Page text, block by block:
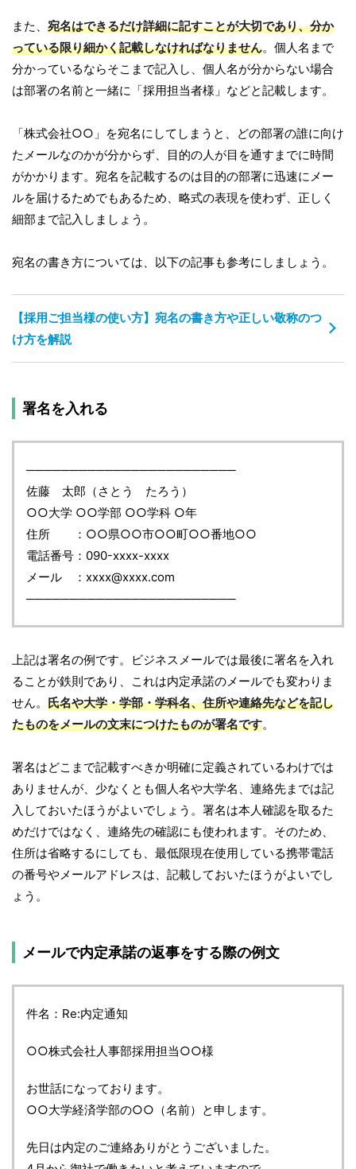
また、 宛名はできるだけ詳細に記すことが大切であり、分か
っている限り細かく記載しなければなりません。個人名まで
分かっているならそこまで記入し、個人名が分からない場合
は部署の名前と一緒に「採用担当者様」などと記載します。
「株式会社○○」を宛名にしてしまうと、どの部署の誰に向け
たメールなのかが分からず、目的の人が目を通すまでに時間
がかかります。宛名を記載するのは目的の部署に迅速にメー
ルを届けるためでもあるため、略式の表現を使わず、正しく
細部まで記入しましょう。
宛名の書き方については、以下の記事も参考にしましょう。
【採用ご担当様の使い方】宛名の書き方や正しい敬称のつ
け方を解説
署名を入れる
────────────────────────
佐藤 太郎（さとう たろう）
○○大学 ○○学部 ○○学科 ○年
住所 ：○○県○○市○○町○○番地○○
電話番号：090-xxxx-xxxx
メール ：xxxx@xxxx.com
────────────────────────
上記は署名の例です。ビジネスメールでは最後に署名を入れ
ることが鉄則であり、これは内定承諾のメールでも変わりま
せん。 氏名や大学・学部・学科名、住所や連絡先などを記し
たものをメールの文末につけたものが署名です。
署名はどこまで記載すべきか明確に定義されているわけでは
ありませんが、少なくとも個人名や大学名、連絡先までは記
入しておいたほうがよいでしょう。署名は本人確認を取るた
めだけではなく、連絡先の確認にも使われます。そのため、
住所は省略するにしても、最低限現在使用している携帯電話
の番号やメールアドレスは、記載しておいたほうがよいでし
ょう。
メールで内定承諾の返事をする際の例文
件名：Re:内定通知
○○株式会社人事部採用担当○○様
お世話になっております。
○○大学経済学部の○○（名前）と申します。
先日は内定のご連絡ありがとうございました。